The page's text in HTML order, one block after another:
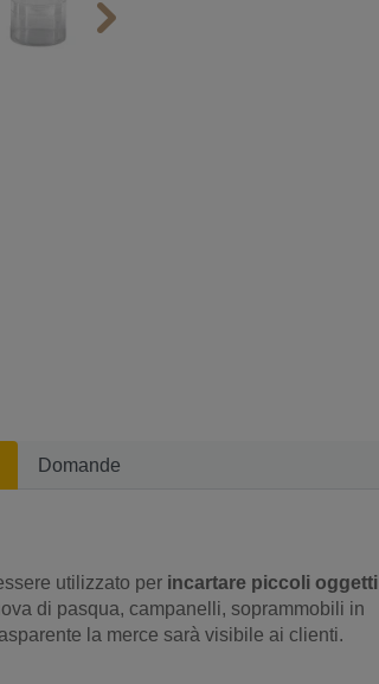
Domande
utilizzato per incartare piccoli oggetti
di pasqua, campanelli, soprammobili in
la merce sarà visibile ai clienti.